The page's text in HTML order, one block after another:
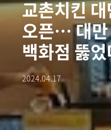
교촌치킨
오픈… 대만
백화점 뚫
2024.04.17